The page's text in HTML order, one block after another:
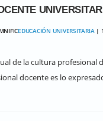
EDUCACIÓN UNIVERSITARIA|
de la cultura profesional
docente es lo